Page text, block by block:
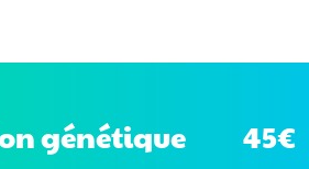
génétique 45€